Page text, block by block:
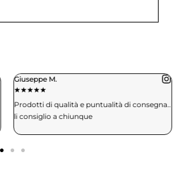
Giuseppe M.
★★★★★
Prodotti di qualità e puntualità di consegna..
li consiglio a chiunque